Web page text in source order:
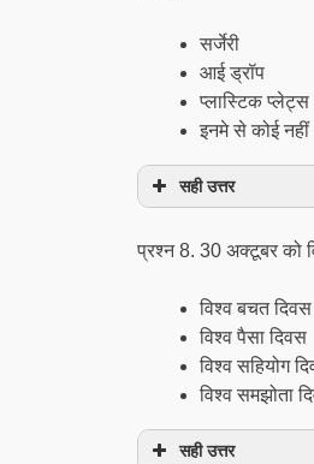
सर्जेरी
आई ड्रॉप
प्लास्टिक प्लेट्स
इनमे से कोई नहीं
सही उत्तर
प्रश्न 8. 30 अक्टूबर को
विश्व बचत दिवस
विश्व पैसा दिवस
विश्व सहियोग
विश्व समझोता
सही उत्तर